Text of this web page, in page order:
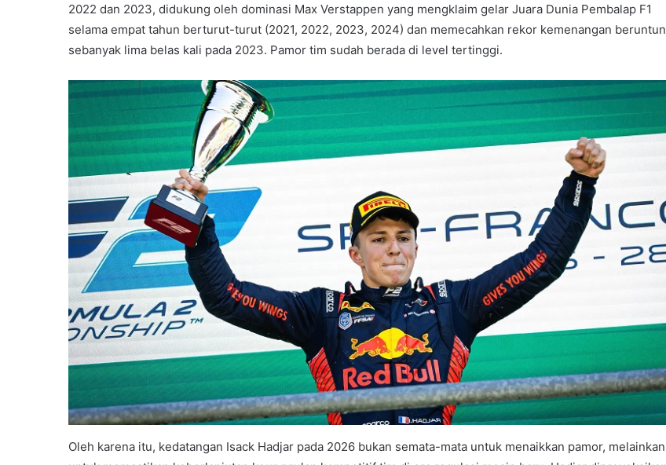
2022 dan 2023, didukung oleh dominasi Max Verstappen yang mengklaim gelar Juara Dunia Pembalap F1
selama empat tahun berturut-turut (2021, 2022, 2023, 2024) dan memecahkan rekor kemenangan beruntun
sebanyak lima belas kali pada 2023. Pamor tim sudah berada di level tertinggi.
Oleh karena itu, kedatangan Isack Hadjar pada 2026 bukan semata-mata untuk menaikkan pamor, melainkan